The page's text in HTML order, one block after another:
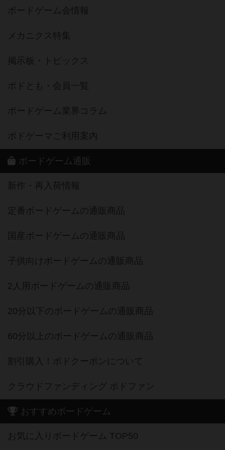
ボードゲーム会情報
メカニクス特集
掲示板・トピックス
ボドとも・会員一覧
ボードゲーム業界コラム
ボドゲーマご利用案内
ボードゲーム通販
新作・再入荷情報
定番ボードゲームの通販商品
国産ボードゲームの通販商品
子供向けボードゲームの通販商品
2人用ボードゲームの通販商品
20分以下のボードゲームの通販商品
60分以上のボードゲームの通販商品
割引購入！ボドクーポンについて
クラウドファンディング ボドファン
おすすめボードゲーム
お気に入りボードゲーム TOP50